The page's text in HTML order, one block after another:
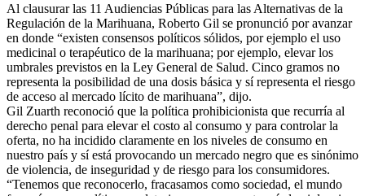
Al clausurar las 11 Audiencias Públicas para las Alternativas de la
Regulación de la Marihuana, Roberto Gil se pronunció por avanzar
en donde “existen consensos políticos sólidos, por ejemplo el uso
medicinal o terapéutico de la marihuana; por ejemplo, elevar los
umbrales previstos en la Ley General de Salud. Cinco gramos no
representa la posibilidad de una dosis básica y sí representa el riesgo
de acceso al mercado lícito de marihuana”, dijo.
Gil Zuarth reconoció que la política prohibicionista que recurría al
derecho penal para elevar el costo al consumo y para controlar la
oferta, no ha incidido claramente en los niveles de consumo en
nuestro país y sí está provocando un mercado negro que es sinónimo
de violencia, de inseguridad y de riesgo para los consumidores.
“Tenemos que reconocerlo, fracasamos como sociedad, el mundo